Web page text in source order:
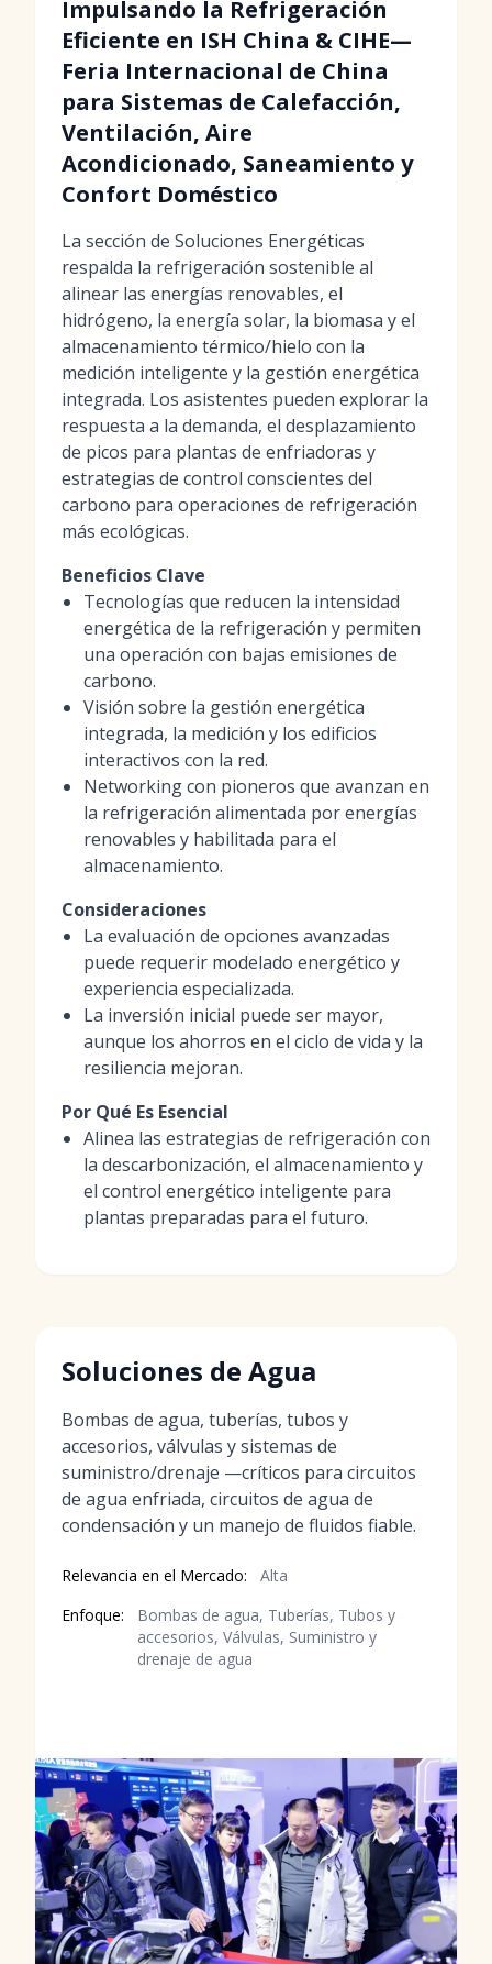
Impulsando la Refrigeración
Eficiente en ISH China & CIHE—
Feria Internacional de China
para Sistemas de Calefacción,
Ventilación, Aire
Acondicionado, Saneamiento y
Confort Doméstico
La sección de Soluciones Energéticas
respalda la refrigeración sostenible al
alinear las energías renovables, el
hidrógeno, la energía solar, la biomasa y el
almacenamiento térmico/hielo con la
medición inteligente y la gestión energética
integrada. Los asistentes pueden explorar la
respuesta a la demanda, el desplazamiento
de picos para plantas de enfriadoras y
estrategias de control conscientes del
carbono para operaciones de refrigeración
más ecológicas.
Beneficios Clave
Tecnologías que reducen la intensidad
energética de la refrigeración y permiten
una operación con bajas emisiones de
carbono.
Visión sobre la gestión energética
integrada, la medición y los edificios
interactivos con la red.
Networking con pioneros que avanzan en
la refrigeración alimentada por energías
renovables y habilitada para el
almacenamiento.
Consideraciones
La evaluación de opciones avanzadas
puede requerir modelado energético y
experiencia especializada.
La inversión inicial puede ser mayor,
aunque los ahorros en el ciclo de vida y la
resiliencia mejoran.
Por Qué Es Esencial
Alinea las estrategias de refrigeración con
la descarbonización, el almacenamiento y
el control energético inteligente para
plantas preparadas para el futuro.
Soluciones de Agua
Bombas de agua, tuberías, tubos y
accesorios, válvulas y sistemas de
suministro/drenaje —críticos para circuitos
de agua enfriada, circuitos de agua de
condensación y un manejo de fluidos fiable.
Relevancia en el Mercado:
Alta
Enfoque:
Bombas de agua, Tuberías, Tubos y
accesorios, Válvulas, Suministro y
drenaje de agua